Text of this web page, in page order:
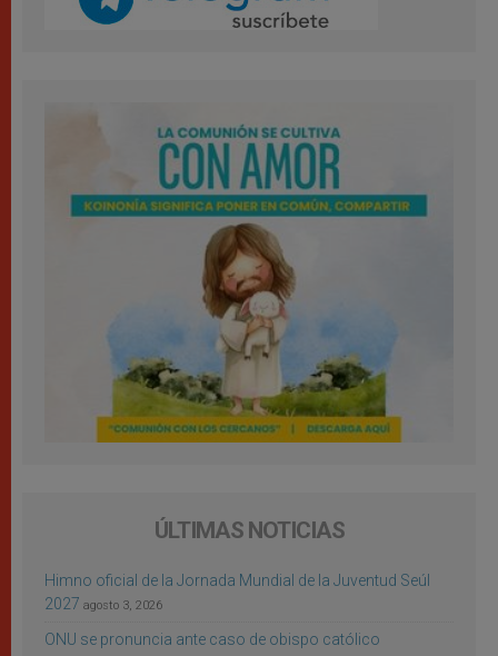
ÚLTIMAS NOTICIAS
Himno oficial de la Jornada Mundial de la Juventud Seúl
2027 agosto 3, 2026
ONU se pronuncia ante caso de obispo católico